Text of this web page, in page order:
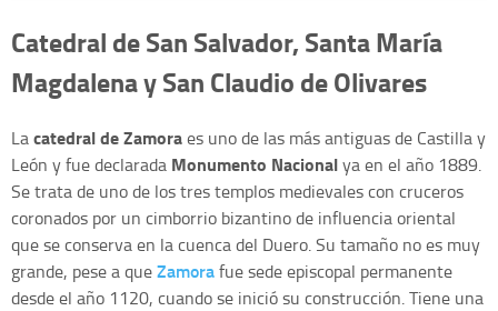
Catedral de San Salvador, Santa María
Magdalena y San Claudio de Olivares
Lacatedral de Zamoraes uno de las más antiguas de Castilla y
León y fue declarada Monumento Nacionalya en el año 1889.
Se trata de uno de los tres templos medievales con cruceros
coronados por un cimborrio bizantino de influencia oriental
que se conserva en la cuenca del Duero. Su tamaño no es muy
grande, pese a queZamorafue sede episcopal permanente
desde el año 1120, cuando se inició su construcción. Tiene una